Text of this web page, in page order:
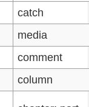
catch
media
comment
column